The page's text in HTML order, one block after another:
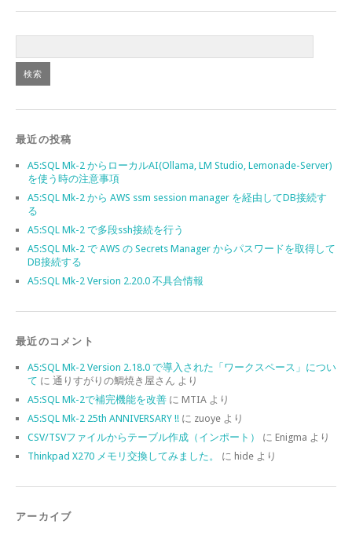
最近の投稿
A5:SQL Mk-2 からローカルAI(Ollama, LM Studio, Lemonade-Server)
を使う時の注意事項
A5:SQL Mk-2 から AWS ssm session manager を経由してDB接続す
る
A5:SQL Mk-2 で多段ssh接続を行う
A5:SQL Mk-2 で AWS の Secrets Manager からパスワードを取得して
DB接続する
A5:SQL Mk-2 Version 2.20.0 不具合情報
最近のコメント
A5:SQL Mk-2 Version 2.18.0 で導入された「ワークスペース」につい
て に 通りすがりの鯛焼き屋さん より
A5:SQL Mk-2で補完機能を改善 に MTIA より
A5:SQL Mk-2 25th ANNIVERSARY !! に zuoye より
CSV/TSVファイルからテーブル作成（インポート）
に Enigma より
Thinkpad X270 メモリ交換してみました。
に hide より
アーカイブ